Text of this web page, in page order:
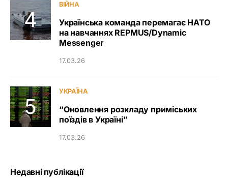
ВІЙНА
Українська команда перемагає НАТО
на навчаннях REPMUS/Dynamic
Messenger
17.03.26
УКРАЇНА
“Оновлення розкладу приміських
поїздів в Україні”
17.03.26
Недавні публікації